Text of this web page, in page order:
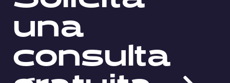
una
consulta
gratuita